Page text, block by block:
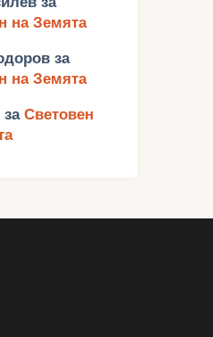
на Земята
за
на Земята
за Световен